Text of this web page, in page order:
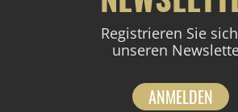
Registrieren Sie
unseren
ANMELDEN